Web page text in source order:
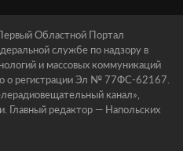
Областной Портал
службе по надзору в
и массовых коммуникаций
о регистрации Эл № 77ФС-62167.
канал»,
Главный редактор — Напольских